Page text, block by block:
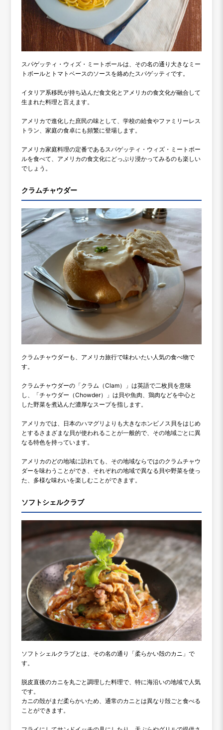
スパゲッティ・ウィズ・ミートボールは、その名の通り大きなミー
トボールとトマトベースのソースを絡めたスパゲッティです。
イタリア系移民が持ち込んだ食文化とアメリカの食文化が融合して
生まれた料理と言えます。
アメリカで進化した庶民の味として、学校の給食やファミリーレス
トラン、家庭の食卓にも頻繁に登場します。
アメリカ家庭料理の定番であるスパゲッティ・ウィズ・ミートボー
ルを食べて、アメリカの食文化にどっぷり浸かってみるのも楽しい
でしょう。
クラムチャウダー
クラムチャウダーも、アメリカ旅行で味わいたい人気の食べ物で
す。
クラムチャウダーの「クラム（Clam）」は英語で二枚貝を意味
し、「チャウダー（Chowder）」は貝や魚肉、鶏肉などを中心と
した野菜を煮込んだ濃厚なスープを指します。
アメリカでは、日本のハマグリよりも大きなホンビノス貝をはじめ
とするさまざまな貝が使われることが一般的で、その地域ごとに異
なる特色を持っています。
アメリカのどの地域に訪れても、その地域ならではのクラムチャウ
ダーを味わうことができ、それぞれの地域で異なる貝や野菜を使っ
た、多様な味わいを楽しむことができます。
ソフトシェルクラブ
ソフトシェルクラブとは、その名の通り「柔らかい殻のカニ」で
す。
脱皮直後のカニを丸ごと調理した料理で、特に海沿いの地域で人気
です。
カニの殻がまだ柔らかいため、通常のカニとは異なり殻ごと食べる
ことができます。